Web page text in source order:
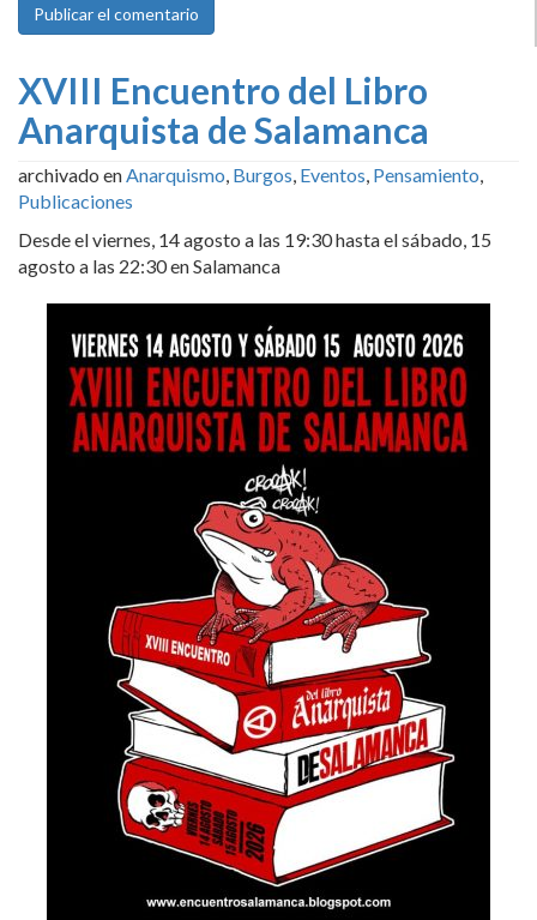
XVIII Encuentro del Libro
Anarquista de Salamanca
archivado enAnarquismo, Burgos, Eventos, Pensamiento,
Publicaciones
Desde el viernes, 14 agosto a las 19:30 hasta el sábado, 15
agosto a las 22:30 en Salamanca